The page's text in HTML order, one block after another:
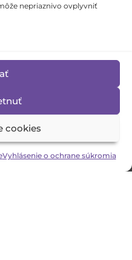
nepriaznivo ovplyvniť
cookies
Vyhlásenie o ochrane súkromia